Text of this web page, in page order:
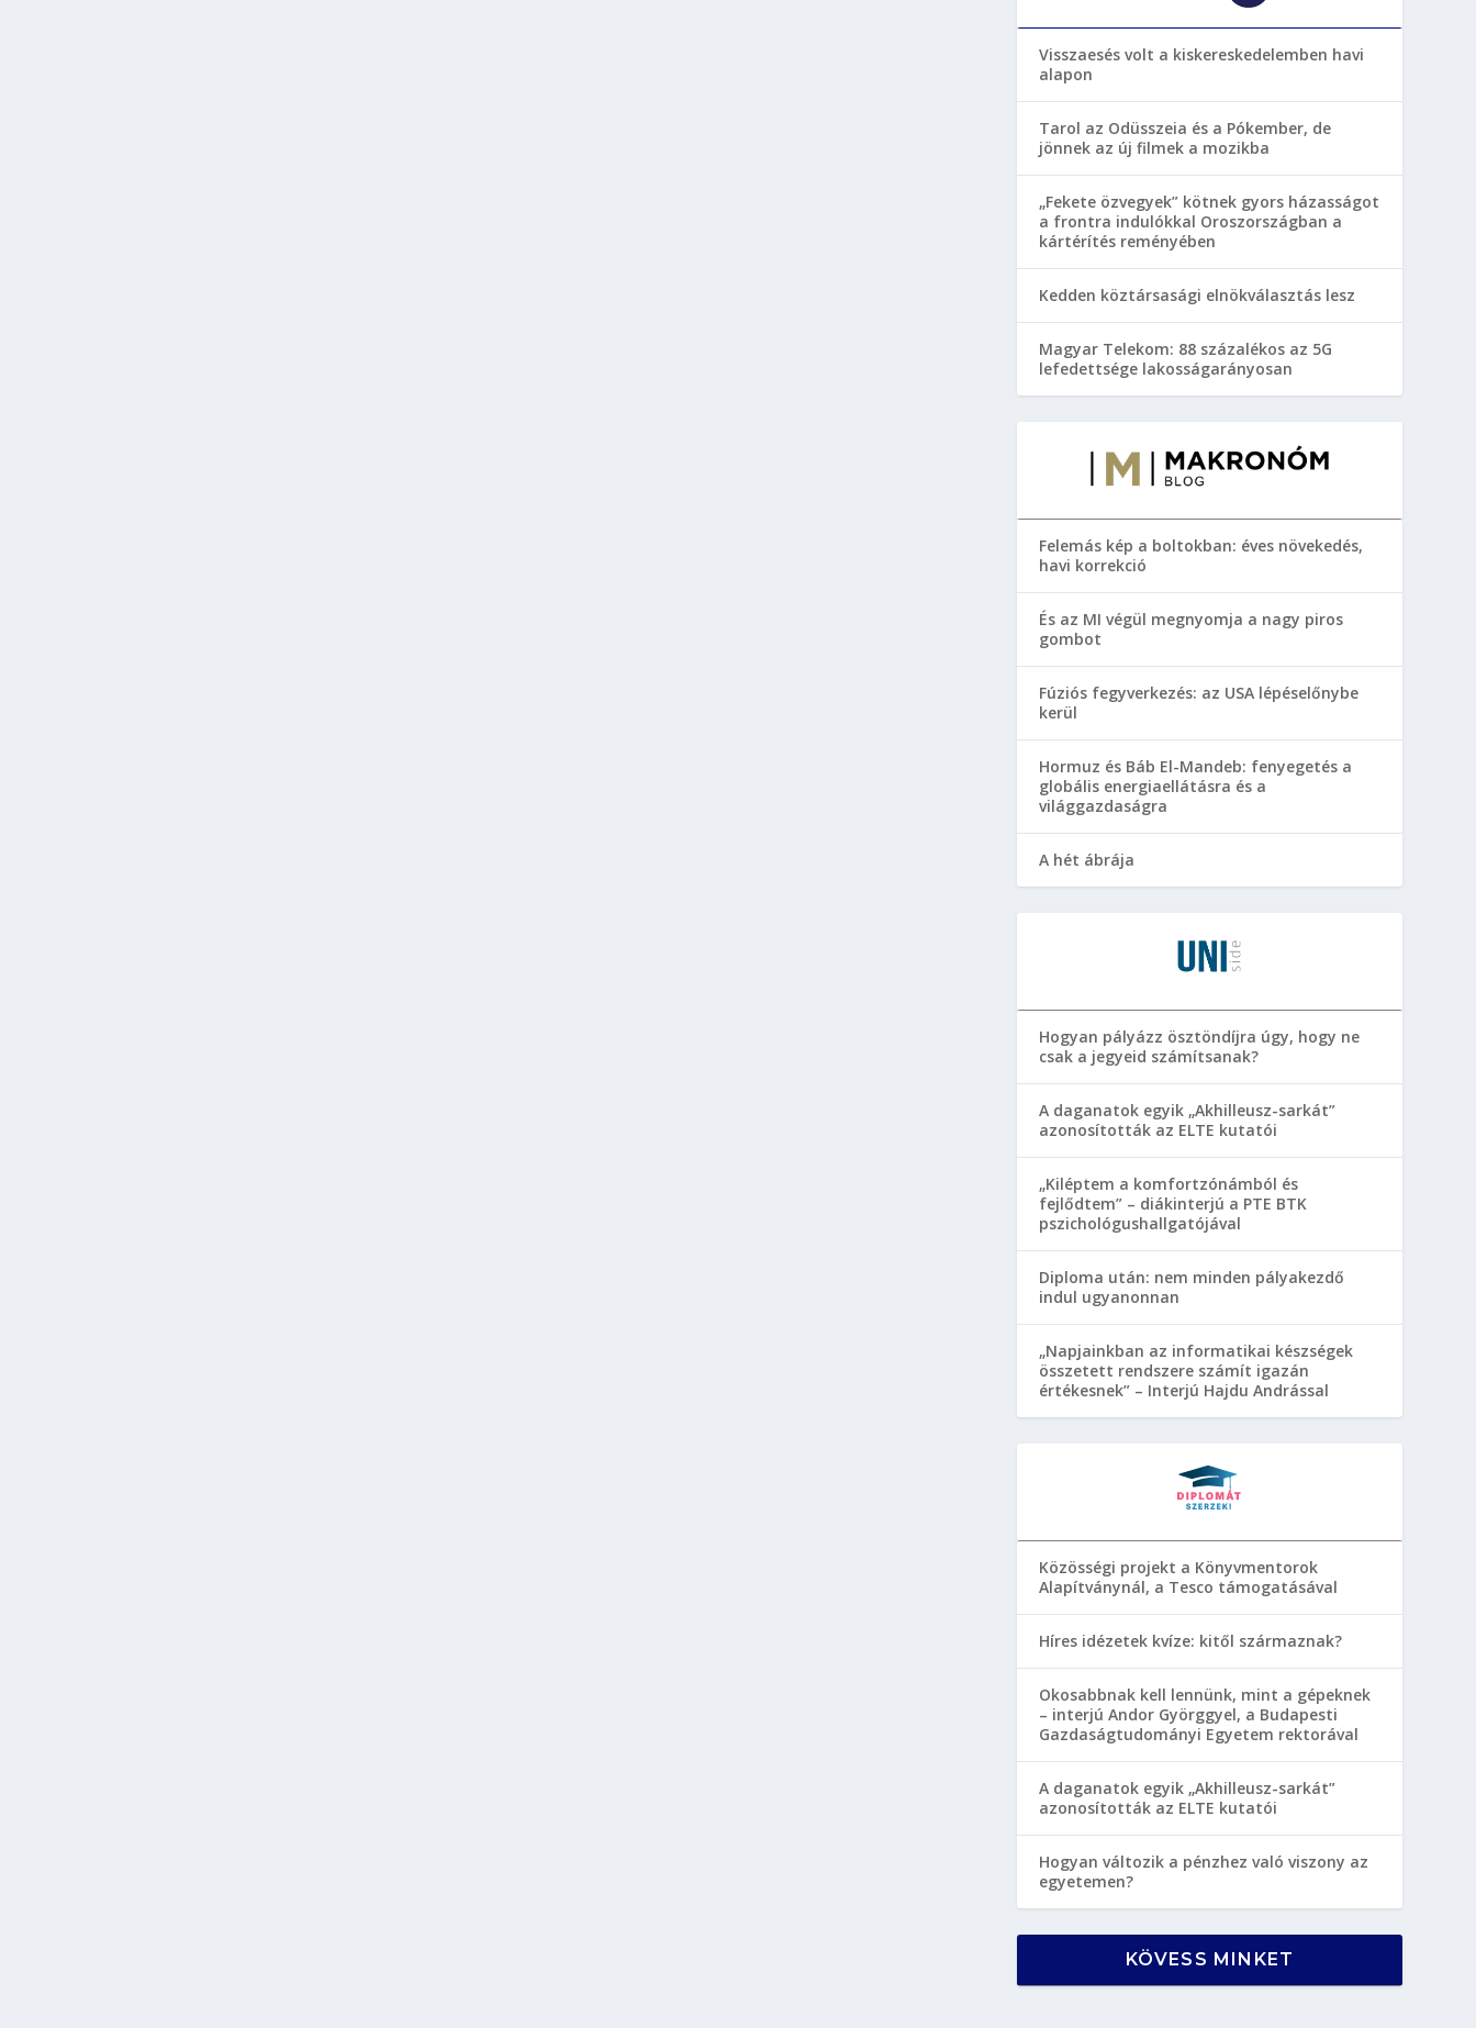
Visszaesés volt a kiskereskedelemben havi
alapon
Tarol az Odüsszeia és a Pókember, de
jönnek az új filmek a mozikba
„Fekete özvegyek” kötnek gyors házasságot
a frontra indulókkal Oroszországban a
kártérítés reményében
Kedden köztársasági elnökválasztás lesz
Magyar Telekom: 88 százalékos az 5G
lefedettsége lakosságarányosan
Felemás kép a boltokban: éves növekedés,
havi korrekció
És az MI végül megnyomja a nagy piros
gombot
Fúziós fegyverkezés: az USA lépéselőnybe
kerül
Hormuz és Báb El-Mandeb: fenyegetés a
globális energiaellátásra és a
világgazdaságra
A hét ábrája
Hogyan pályázz ösztöndíjra úgy, hogy ne
csak a jegyeid számítsanak?
A daganatok egyik „Akhilleusz-sarkát”
azonosították az ELTE kutatói
„Kiléptem a komfortzónámból és
fejlődtem” – diákinterjú a PTE BTK
pszichológushallgatójával
Diploma után: nem minden pályakezdő
indul ugyanonnan
„Napjainkban az informatikai készségek
összetett rendszere számít igazán
értékesnek” – Interjú Hajdu Andrással
Közösségi projekt a Könyvmentorok
Alapítványnál, a Tesco támogatásával
Híres idézetek kvíze: kitől származnak?
Okosabbnak kell lennünk, mint a gépeknek
– interjú Andor Györggyel, a Budapesti
Gazdaságtudományi Egyetem rektorával
A daganatok egyik „Akhilleusz-sarkát”
azonosították az ELTE kutatói
Hogyan változik a pénzhez való viszony az
egyetemen?
KÖVESS MINKET